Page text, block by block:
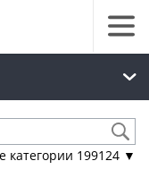
категории 199124 ▼